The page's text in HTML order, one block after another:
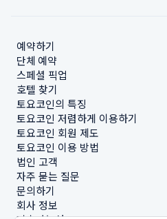
예약하기
단체 예약
스페셜 픽업
호텔 찾기
토요코인의 특징
토요코인 저렴하게 이용하기
토요코인 회원 제도
토요코인 이용 방법
법인 고객
자주 묻는 질문
문의하기
회사 정보